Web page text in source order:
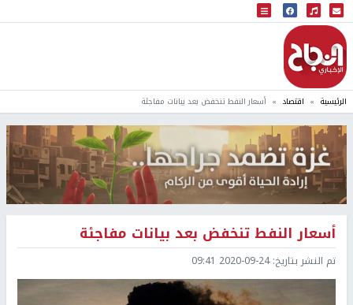
البث المباشر
إذاعة النجاح
الرئيسية اقتصاد أسعار النفط تنخفض بعد بيانات مفاجئة
أسعار النفط تنخفض بعد بيانات مفاجئة
تم النشر بتاريخ:2020-09-24 09:41